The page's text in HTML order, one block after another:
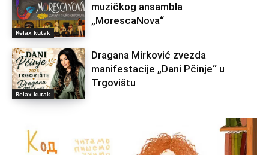
Relax kutak
muzičkog ansambla
„MorescaNova“
Relax kutak
Dragana Mirković zvezda
manifestacije „Dani Pčinje“ u
Trgovištu